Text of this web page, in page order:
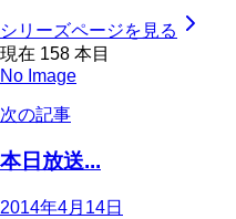
シリーズページを見る
現在 158 本目
No Image
次の記事
本日放送...
2014年4月14日